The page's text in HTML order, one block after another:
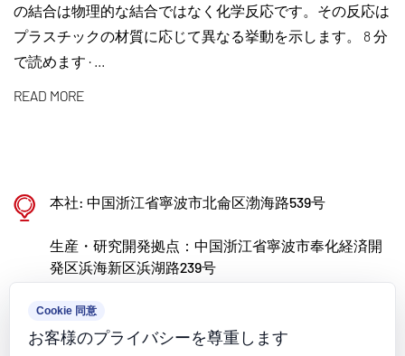
研究所を設立し、近代的な製造基地を建設し、改
質プラスチック用に8基、ポリマー材料用に8基の
全自動生産ラインを設置した。この施設は、新し
い改質プラスチックとポリマー材料の研究開発、
造で世界的に認められるリーダーになることを目
標に、分野を超えて優秀な人材を惹きつけ、製品
革新とブランド開発を継続的に推進することに取
り組んでいます。
の結合は物理的な結合ではなく化学反応です。その反応は
プラスチックの材質に応じて異なる挙動を示します。 8 分
で読めます · ...
READ MORE
本社: 中国浙江省寧波市北侖区渤海路539号
生産・研究開発拠点：中国浙江省寧波市奉化経済開
発区浜海新区浜湖路239号
kxpv@kxpv.com
+86-18067123177
Cookie 同意
お客様のプライバシーを尊重します